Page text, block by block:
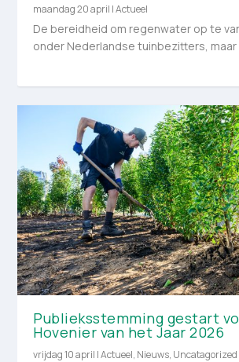
maandag 20 april |Actueel
De bereidheid om regenwater op te
onder Nederlandse tuinbezitters, maar
Publieksstemming gestart
Hovenier van het Jaar 2026
vrijdag 10 april |Actueel, Nieuws, Uncatagorized